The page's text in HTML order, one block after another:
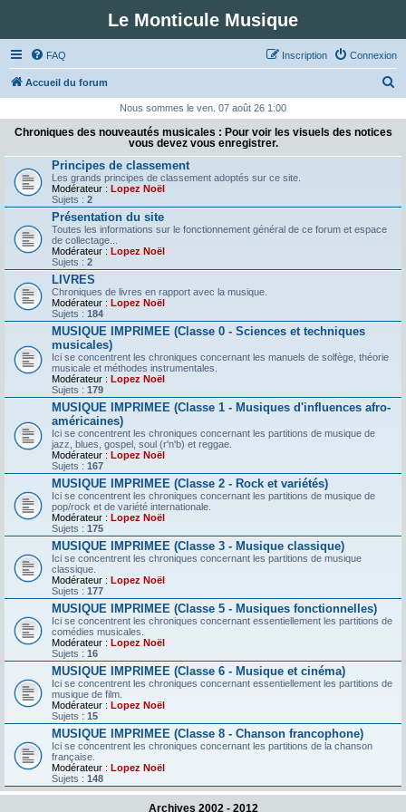
Le Monticule Musique
FAQ Connexion
Inscription
Accueil du forum
c
Nous sommes le ven. 07 août 26 1:00
Chroniques des nouveautés musicales : Pour voir les visuels des notices
vous devez vous enregistrer.
Principes de classement
Les grands principes de classement adoptés sur ce site.
Modérateur : Lopez Noël
Sujets : 2
Présentation du site
Toutes les informations sur le fonctionnement général de ce forum et espace
de collectage...
Modérateur : Lopez Noël
Sujets : 2
LIVRES
Chroniques de livres en rapport avec la musique.
Modérateur : Lopez Noël
Sujets : 184
MUSIQUE IMPRIMEE (Classe 0 - Sciences et techniques
musicales)
Ici se concentrent les chroniques concernant les manuels de solfège, théorie
musicale et méthodes instrumentales.
Modérateur : Lopez Noël
Sujets : 179
MUSIQUE IMPRIMEE (Classe 1 - Musiques d'influences afro-
américaines)
Ici se concentrent les chroniques concernant les partitions de musique de
jazz, blues, gospel, soul (r'n'b) et reggae.
Modérateur : Lopez Noël
Sujets : 167
MUSIQUE IMPRIMEE (Classe 2 - Rock et variétés)
Ici se concentrent les chroniques concernant les partitions de musique de
pop/rock et de variété internationale.
Modérateur : Lopez Noël
Sujets : 175
MUSIQUE IMPRIMEE (Classe 3 - Musique classique)
Ici se concentrent les chroniques concernant les partitions de musique
classique.
Modérateur : Lopez Noël
Sujets : 177
MUSIQUE IMPRIMEE (Classe 5 - Musiques fonctionnelles)
Ici se concentrent les chroniques concernant essentiellement les partitions de
comédies musicales.
Modérateur : Lopez Noël
Sujets : 16
MUSIQUE IMPRIMEE (Classe 6 - Musique et cinéma)
Ici se concentrent les chroniques concernant essentiellement les partitions de
musique de film.
Modérateur : Lopez Noël
Sujets : 15
MUSIQUE IMPRIMEE (Classe 8 - Chanson francophone)
Ici se concentrent les chroniques concernant les partitions de la chanson
française.
Modérateur : Lopez Noël
Sujets : 148
Archives 2002 - 2012